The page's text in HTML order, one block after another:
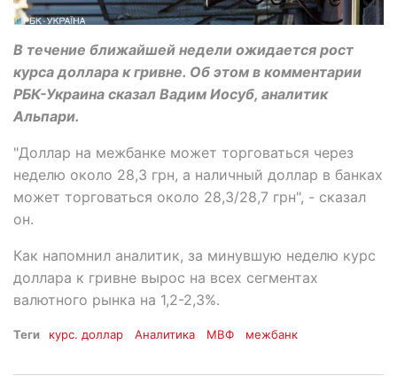
В течение ближайшей недели ожидается рост
курса доллара к гривне. Об этом в комментарии
РБК-Украина сказал Вадим Иосуб, аналитик
Альпари.
"Доллар на межбанке может торговаться через
неделю около 28,3 грн, а наличный доллар в банках
может торговаться около 28,3/28,7 грн", - сказал
он.
Как напомнил аналитик, за минувшую неделю курс
доллара к гривне вырос на всех сегментах
валютного рынка на 1,2-2,3%.
Теги курс. доллар Аналитика МВФ межбанк